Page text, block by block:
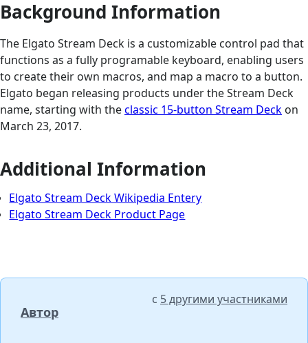
Background Information
The Elgato Stream Deck is a customizable control pad that
functions as a fully programable keyboard, enabling users
to create their own macros, and map a macro to a button.
Elgato began releasing products under the Stream Deck
name, starting with theclassic 15-button Stream Deck on
March 23, 2017.
Additional Information
Elgato Stream Deck Wikipedia Entery
Elgato Stream Deck Product Page
Автор
с 5 другими участниками